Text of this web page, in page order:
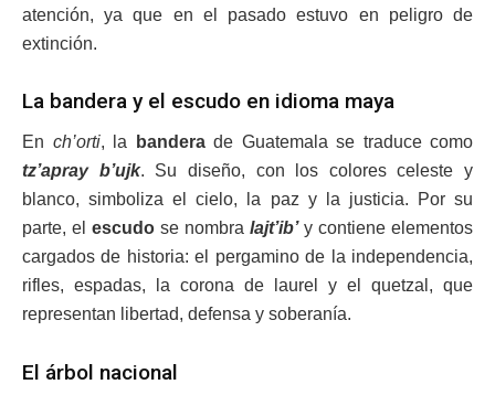
atención, ya que en el pasado estuvo en peligro de
extinción.
La bandera y el escudo en idioma maya
En ch’orti, la banderade Guatemala se traduce como
tz’apray b’ujk. Su diseño, con los colores celeste y
blanco, simboliza el cielo, la paz y la justicia. Por su
parte, el escudo se nombra lajt’ib’y contiene elementos
cargados de historia: el pergamino de la independencia,
rifles, espadas, la corona de laurel y el quetzal, que
representan libertad, defensa y soberanía.
El árbol nacional